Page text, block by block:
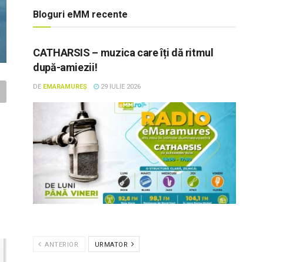
Bloguri eMM recente
CATHARSIS – muzica care îți dă ritmul
după-amiezii!
DE EMARAMUREȘ 29 IULIE 2026
ANTERIOR URMATOR